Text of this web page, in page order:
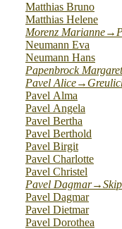
Matthias Bruno
Matthias Helene
Morenz
Neumann Eva
Neumann Hans
Papenbrock
Pavel
Pavel Alma
Pavel Angela
Pavel Bertha
Pavel Berthold
Pavel Birgit
Pavel Charlotte
Pavel Christel
Pavel
Pavel Dagmar
Pavel Dietmar
Pavel Dorothea